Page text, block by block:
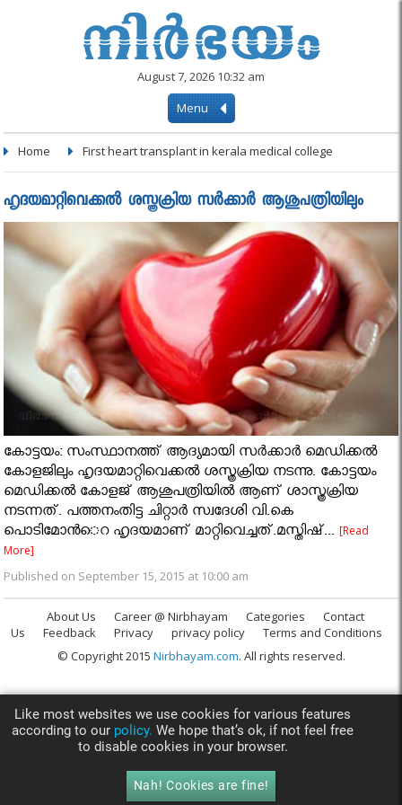
August 7, 2026 10:32 am
Menu
Home First heart transplant in kerala medical college
ഹൃദയമാറ്റിവെക്കല്‍ ശസ്ത്രക്രിയ സര്‍ക്കാര്‍ ആശുപത്രിയിലും
കോട്ടയം: സംസ്ഥാനത്ത് ആദ്യമായി സര്‍ക്കാര്‍ മെഡിക്കല്‍
കോളജിലും ഹൃദയമാറ്റിവെക്കല്‍ ശസ്ത്രക്രിയ നടന്നു. കോട്ടയം
മെഡിക്കല്‍ കോളജ് ആശുപത്രിയില്‍ ആണ് ശാസ്ത്രക്രിയ
നടന്നത്. പത്തനംതിട്ട ചിറ്റാര്‍ സ്വദേശി വി.കെ
പൊടിമോന്‍െറ ഹൃദയമാണ് മാറ്റിവെച്ചത്.മസ്തിഷ്...[Read
More]
Published on September 15, 2015 at 10:00 am
About Us Career @ Nirbhayam Categories
Contact
Us
Feedback Privacy privacy policy
Terms and Conditions
© Copyright 2015 Nirbhayam.com. All rights reserved.
Like most websites we use cookies for various features
according to our policy. We hope that’s ok, if not feel free
to disable cookies in your browser.
Nah! Cookies are fine!